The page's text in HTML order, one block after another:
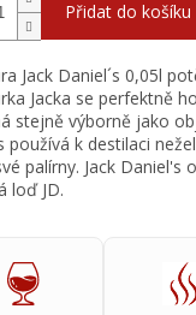
Přidat do košíku
Jack Daniel´s 0,05l
Jacka se perfektně
stejně výborně jako
používá k destilaci
palírny. Jack Daniel's
loď JD.